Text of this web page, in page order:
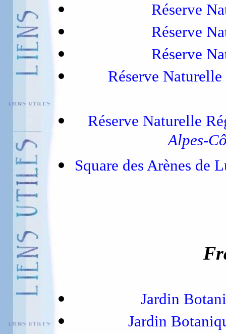
Réserve
Réserve
Réserve
Réserve
Réserve Naturelle
Alpes-
Square des Arènes de
Jardin
Jardin